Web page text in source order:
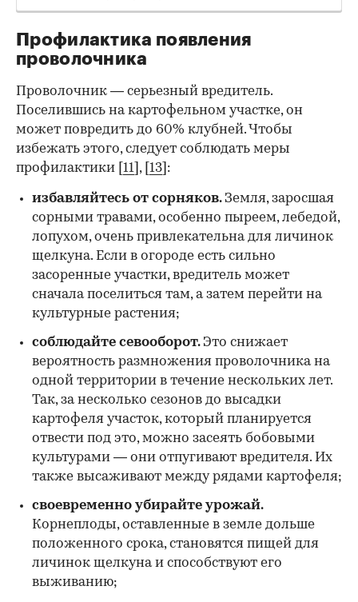
Профилактика появления
проволочника
Проволочник — серьезный вредитель.
Поселившись на картофельном участке, он
может повредить до 60% клубней. Чтобы
избежать этого, следует соблюдать меры
профилактики [ 11 ], [ 13 ]:
избавляйтесь от сорняков. Земля, заросшая
сорными травами, особенно пыреем, лебедой,
лопухом, очень привлекательна для личинок
щелкуна. Если в огороде есть сильно
засоренные участки, вредитель может
сначала поселиться там, а затем перейти на
культурные растения;
соблюдайте севооборот. Это снижает
вероятность размножения проволочника на
одной территории в течение нескольких лет.
Так, за несколько сезонов до высадки
картофеля участок, который планируется
отвести под это, можно засеять бобовыми
культурами — они отпугивают вредителя. Их
также высаживают между рядами картофеля;
своевременно убирайте урожай.
Корнеплоды, оставленные в земле дольше
положенного срока, становятся пищей для
личинок щелкуна и способствуют его
выживанию;